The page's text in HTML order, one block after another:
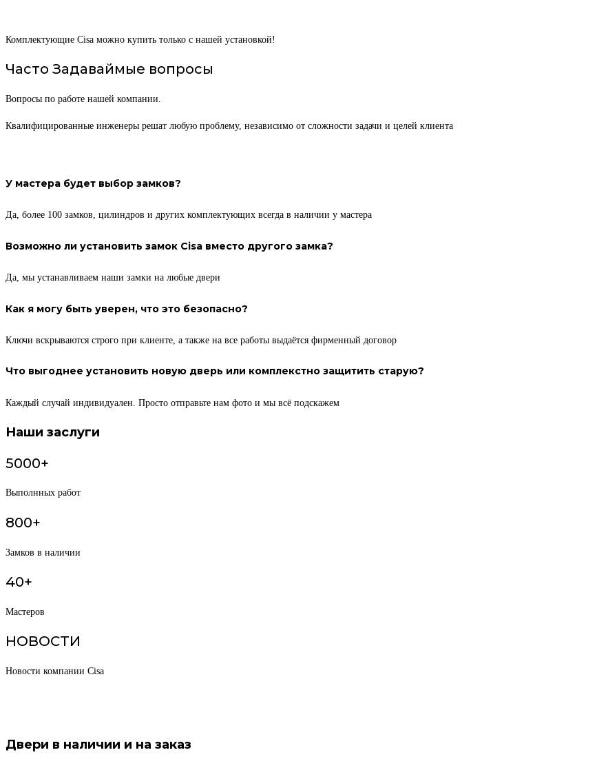
Комплектующие Cisa можно купить только с нашей установкой!
Часто Задаваймые вопросы
Вопросы по работе нашей компании.
Квалифицированные инженеры решат любую проблему, независимо от сложности задачи и целей клиента
У мастера будет выбор замков?
Да, более 100 замков, цилиндров и других комплектующих всегда в наличии у мастера
Возможно ли установить замок Cisa вместо другого замка?
Да, мы устанавливаем наши замки на любые двери
Как я могу быть уверен, что это безопасно?
Ключи вскрываются строго при клиенте, а также на все работы выдаётся фирменный договор
Что выгоднее установить новую дверь или комплекстно защитить старую?
Каждый случай индивидуален. Просто отправьте нам фото и мы всё подскажем
Наши заслуги
5000+
Выполнных работ
800+
Замков в наличии
40+
Мастеров
НОВОСТИ
Новости компании Cisa
Двери в наличии и на заказ